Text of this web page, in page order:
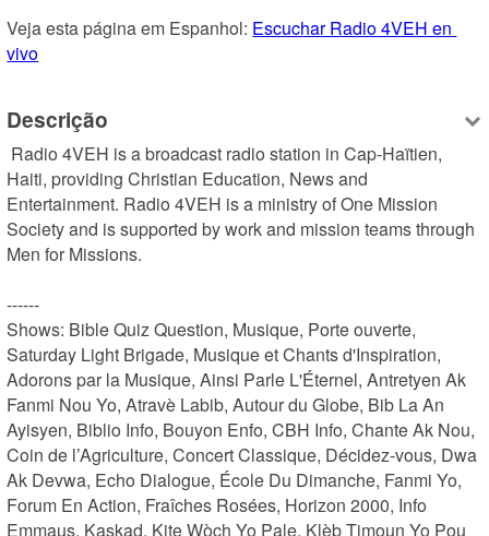
Veja esta página em Espanhol: Escuchar Radio 4VEH en
vivo
Descrição
Haiti, providing Christian Education, News and
Entertainment. Radio 4VEH is a ministry of One Mission
Society and is supported by work and mission teams through
Men for Missions.
------
Shows: Bible Quiz Question, Musique, Porte ouverte,
Saturday Light Brigade, Musique et Chants d'Inspiration,
Adorons par la Musique, Ainsi Parle L'Éternel, Antretyen Ak
Fanmi Nou Yo, Atravè Labib, Autour du Globe, Bib La An
Ayisyen, Biblio Info, Bouyon Enfo, CBH Info, Chante Ak Nou,
Coin de l’Agriculture, Concert Classique, Décidez-vous, Dwa
Ak Devwa, Echo Dialogue, École Du Dimanche, Fanmi Yo,
Forum En Action, Fraîches Rosées, Horizon 2000, Info
Emmaus, Kaskad, Kite Wòch Yo Pale, Klèb Timoun Yo Pou